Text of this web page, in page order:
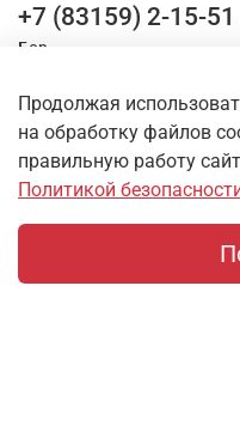
+7 (83159) 2-15-51
Бор
Оставайтесь на связи
Продолжая
на обработку файлов
правильную работу
Политикой